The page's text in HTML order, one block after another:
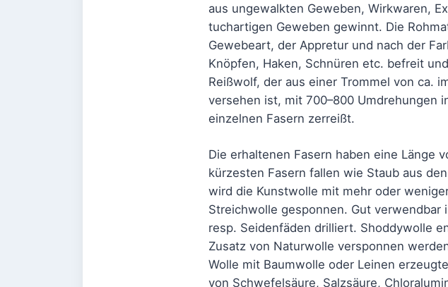
aus ungewalkten Geweben, Wirkwaren,
tuchartigen Geweben gewinnt. Die
Gewebeart, der Appretur und nach der
Knöpfen, Haken, Schnüren etc. befreit
Reißwolf, der aus einer Trommel von ca.
versehen ist, mit 700–800 Umdrehungen
einzelnen Fasern zerreißt.
Die erhaltenen Fasern haben eine Länge
kürzesten Fasern fallen wie Staub aus
wird die Kunstwolle mit mehr oder
Streichwolle gesponnen. Gut
resp. Seidenfäden drilliert. Shoddywolle
Zusatz von Naturwolle versponnen
Wolle mit Baumwolle oder Leinen
von Schwefelsäure, Salzsäure,